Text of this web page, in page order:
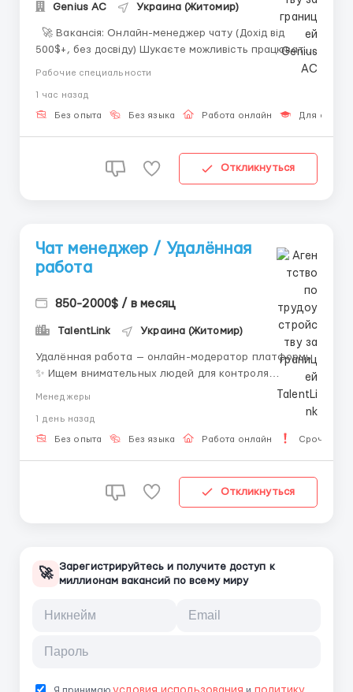
Genius AС Украина (Житомир)
500$+, без досвіду) Шукаєте можливість працювати
підтримувати активність у чатах; • працювати з
інформацією на платформі...
Рабочие специальности
1 час назад
Без опыта Без языка Работа онлайн Для
Откликнуться
Чат менеджер / Удалённая
работа
850-2000$ / в месяц
TalentLink Украина (Житомир)
Удалённая работа — онлайн-модератор платформы
✨ Ищем внимательных людей для контроля
платформе. Работа спокойная и структурированная.
Условия: — Полностью удалённая работа; —
Обучение с первого дня; — Стабильные выплаты;
Менеджеры
1 день назад
Без опыта Без языка Работа онлайн Срочная
Откликнуться
🚀 Зарегистрируйтесь и получите доступ к
миллионам вакансий по всему миру